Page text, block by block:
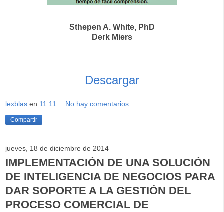
Sthepen A. White, PhD
Derk Miers
Descargar
lexblas en 11:11 No hay comentarios:
Compartir
jueves, 18 de diciembre de 2014
IMPLEMENTACIÓN DE UNA SOLUCIÓN
DE INTELIGENCIA DE NEGOCIOS PARA
DAR SOPORTE A LA GESTIÓN DEL
PROCESO COMERCIAL DE